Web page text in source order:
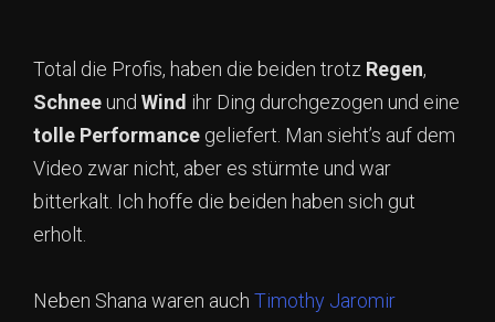
Total die Profis, haben die beiden trotz Regen,
Schnee und Wind ihr Ding durchgezogen und eine
tolle Performance geliefert. Man sieht’s auf dem
Video zwar nicht, aber es stürmte und war
bitterkalt. Ich hoffe die beiden haben sich gut
erholt.
Neben Shana waren auch Timothy Jaromir